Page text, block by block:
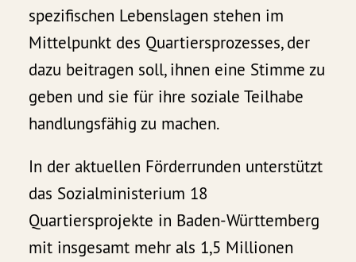
spezifischen Lebenslagen stehen im
Mittelpunkt des Quartiersprozesses, der
dazu beitragen soll, ihnen eine Stimme zu
geben und sie für ihre soziale Teilhabe
handlungsfähig zu machen.
In der aktuellen Förderrunden unterstützt
das Sozialministerium 18
Quartiersprojekte in Baden-Württemberg
mit insgesamt mehr als 1,5 Millionen